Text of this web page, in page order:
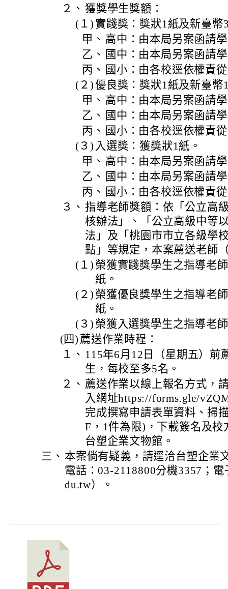
２、 獲獎學生獎額：
(１) 實踐獎：獎狀1紙及新臺幣
甲、 高中：由本局另案函請
乙、 國中：由本局另案函請
丙、 國小：由各校逕依權責
(２)優良獎：獎狀1紙及新臺幣
甲、 高中：由本局另案函請
乙、 國中：由本局另案函請
丙、 國小：由各校逕依權責
(３) 入選獎：獲獎狀1紙。
甲、 高中：由本局另案函請
乙、 國中：由本局另案函請
丙、 國小：由各校逕依權責
３、 指導老師獎額：依「公立高
核辦法」、「公立高級中等
法」及「桃園市市立各級學
點」等規定，本案薦送老師
(１) 榮獲實踐獎學生之指導老
紙。
(２) 榮獲優良獎學生之指導老
紙。
(３) 榮獲入選獎學生之指導老
(四) 薦送作業時程：
１、 115年6月12日（星期五）前
生，每校至多5名。
２、 薦送作業以線上報名方式，
入網址https://forms.gle/
完成撰寫申請表單資料、掃
F，1件為限)，下載簽名及
台塑企業文物館。
三、 本案倘有疑義，請逕洽台塑企業
電話：03-2118800分機3357；
du.tw）。